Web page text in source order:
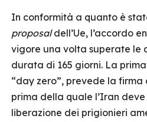
In conformità a quanto è
proposaldell’Ue, l’accordo
vigore una volta superate le
durata di 165 giorni. La
“day zero”, prevede la firma
prima della quale l’Iran
liberazione dei prigionieri